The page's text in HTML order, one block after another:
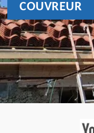
COUVREUR